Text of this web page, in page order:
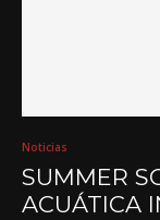
Noticias
SUMMER
ACUÁTICA